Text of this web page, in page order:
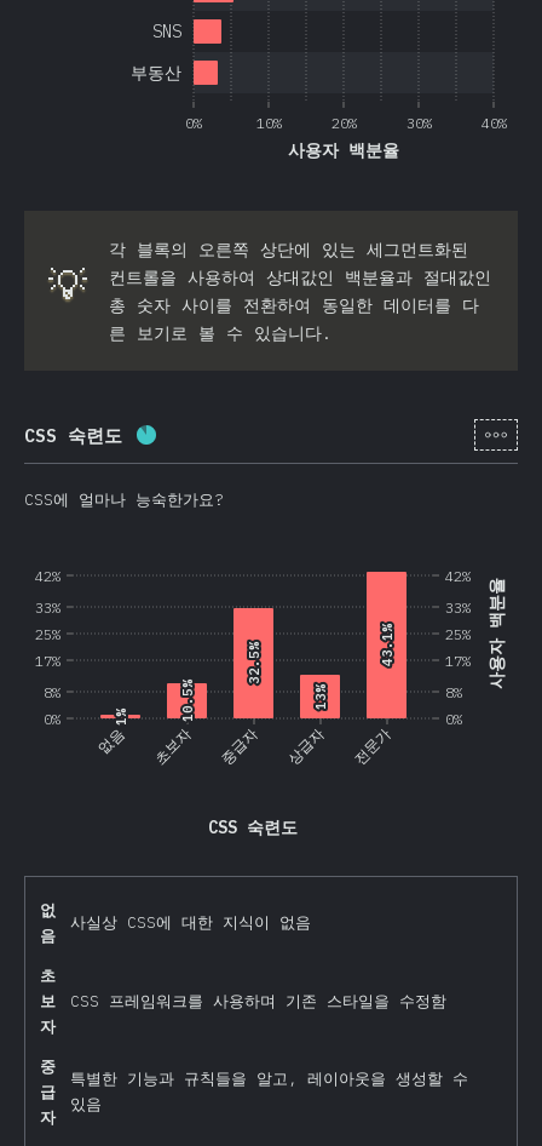
0% 10% 20% 30% 40%
사용자 백분율
부동산
SNS
💡
각 블록의 오른쪽 상단에 있는 세그먼트화된
컨트롤을 사용하여 상대값인 백분율과 절대값인
총 숫자 사이를 전환하여 동일한 데이터를 다
른 보기로 볼 수 있습니다.
CSS 숙련도 완료율: [ko-
CSS에 얼마나 능숙한가요?
0%
8%
17%
25%
33%
42%
사용자 백분율
없음 초보자 중급자 상급자 전문가
CSS 숙련도
0%
8%
17%
25%
33%
42%
1%
1% 10.5%
10.5%
32.5%
32.5%
13%
13%
43.1%
43.1%
없
음
사실상 CSS에 대한 지식이 없음
초
보
자
CSS 프레임워크를 사용하며 기존 스타일을 수정함
중
급
자
특별한 기능과 규칙들을 알고, 레이아웃을 생성할 수
있음